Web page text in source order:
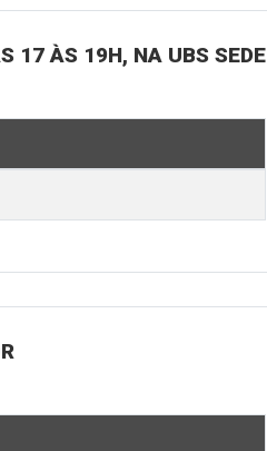
17 ÀS 19H, NA UBS SEDE